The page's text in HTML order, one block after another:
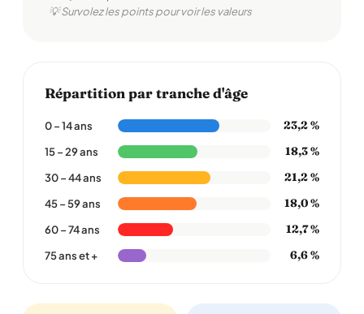
💡 Survolez les points pour voir les valeurs
Répartition par tranche d'âge
0 – 14 ans 23,2 %
15 – 29 ans 18,3 %
30 – 44 ans 21,2 %
45 – 59 ans 18,0 %
60 – 74 ans 12,7 %
75 ans et + 6,6 %